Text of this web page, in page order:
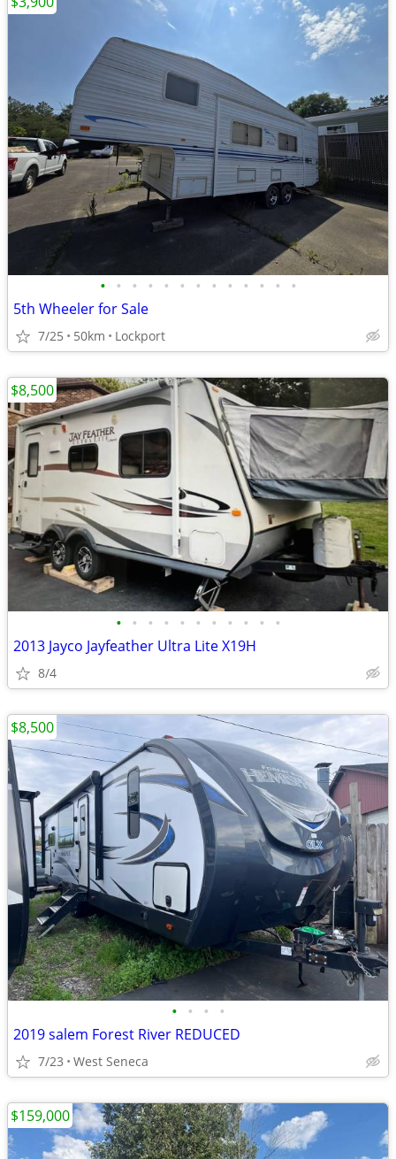
• • • • • • • • • • • • •
5th Wheeler for Sale
7/25 50km Lockport
• • • • • • • • • • •
2013 Jayco Jayfeather Ultra Lite X19H
8/4
$8,500
• • • •
2019 salem Forest River REDUCED
7/23 West Seneca
$8,500
$159,000